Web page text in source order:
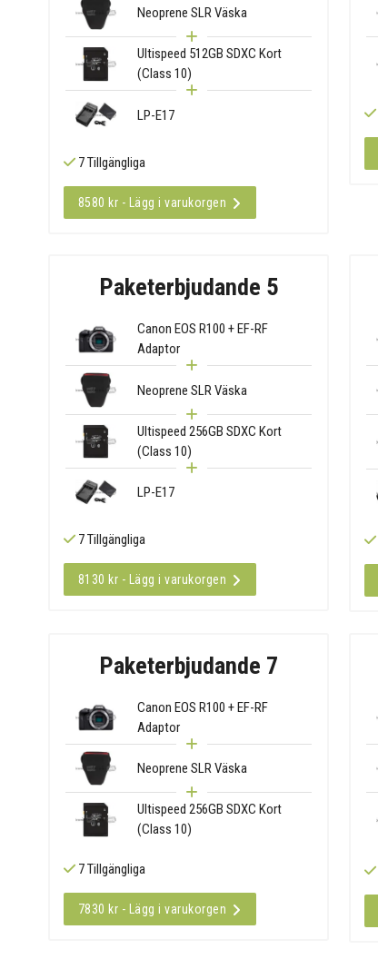
Neoprene SLR Väska
Ultispeed 512GB SDXC Kort
(Class 10)
LP-E17
7 Tillgängliga
8580 kr - Lägg i varukorgen
Paketerbjudande 5
Canon EOS R100 + EF-RF
Adaptor
Neoprene SLR Väska
Ultispeed 256GB SDXC Kort
(Class 10)
LP-E17
7 Tillgängliga
8130 kr - Lägg i varukorgen
Paketerbjudande 7
Canon EOS R100 + EF-RF
Adaptor
Neoprene SLR Väska
Ultispeed 256GB SDXC Kort
(Class 10)
7 Tillgängliga
7830 kr - Lägg i varukorgen